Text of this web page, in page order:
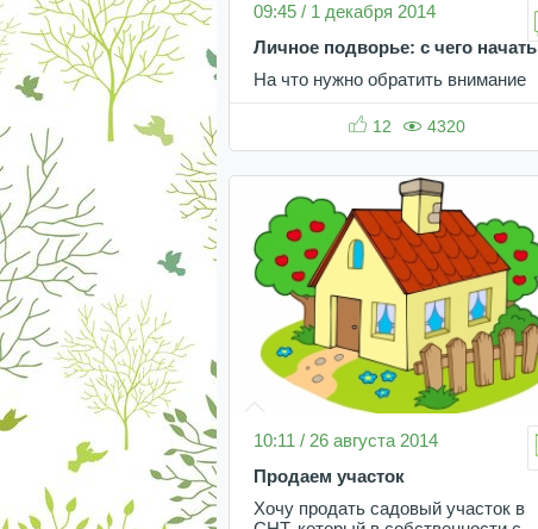
09:45 / 1 декабря 2014
Личное подворье: с чего начать
На что нужно обратить внимание
12 4320
10:11 / 26 августа 2014
Продаем участок
Хочу продать садовый участок в